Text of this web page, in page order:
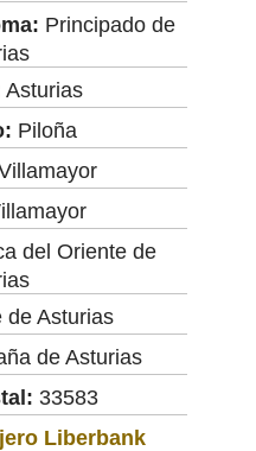
Principado de
Asturias
Piloña
del Oriente de
de Asturias
de Asturias
33583
Liberbank